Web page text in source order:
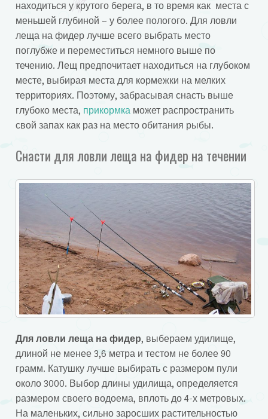
находиться у крутого берега, в то время как места с
меньшей глубиной – у более пологого. Для ловли
леща на фидер лучше всего выбрать место
поглубже и переместиться немного выше по
течению. Лещ предпочитает находиться на глубоком
месте, выбирая места для кормежки на мелких
территориях. Поэтому, забрасывая снасть выше
глубоко места, прикормка может распространить
свой запах как раз на место обитания рыбы.
Снасти для ловли леща на фидер на течении
Для ловли леща на фидер, выбераем удилище,
длиной не менее 3,6 метра и тестом не более 90
грамм. Катушку лучше выбирать с размером пули
около 3000. Выбор длины удилища, определяется
размером своего водоема, вплоть до 4-х метровых.
На маленьких, сильно заросших растительностью